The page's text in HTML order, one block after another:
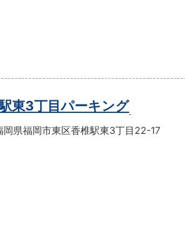
東3丁目パーキング
岡県福岡市東区香椎駅東3丁目22-17